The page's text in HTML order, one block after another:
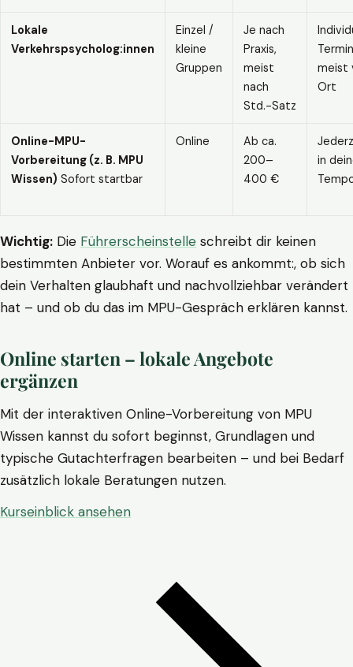
Lokale
Verkehrspsycholog:innen
Einzel /
kleine
Gruppen
Je nach
Praxis,
meist
nach
Std.-Satz
meist
Ort
Online-MPU-
Vorbereitung (z. B. MPU
Wissen) Sofort startbar
Online
Ab ca.
200–
400 €
in
Wichtig: Die Führerscheinstelle schreibt dir keinen
bestimmten Anbieter vor. Worauf es ankommt:, ob sich
dein Verhalten glaubhaft und nachvollziehbar verändert
hat – und ob du das im MPU-Gespräch erklären kannst.
Online starten – lokale Angebote
ergänzen
Mit der interaktiven Online-Vorbereitung von MPU
Wissen kannst du sofort beginnst, Grundlagen und
typische Gutachterfragen bearbeiten – und bei Bedarf
zusätzlich lokale Beratungen nutzen.
Kurseinblick ansehen